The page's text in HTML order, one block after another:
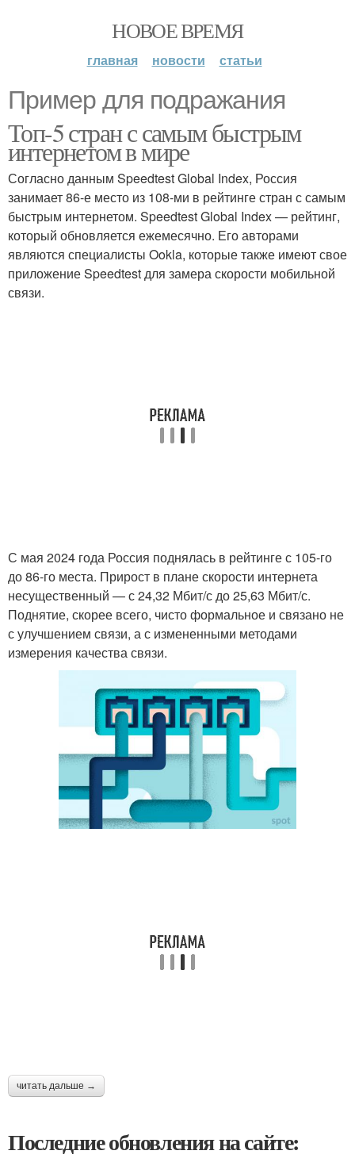
НОВОЕ ВРЕМЯ
главная новости статьи
Пример для подражания
Топ-5 стран с самым быстрым
интернетом в мире
Согласно данным Speedtest Global Index, Россия
занимает 86-е место из 108-ми в рейтинге стран с самым
быстрым интернетом. Speedtest Global Index — рейтинг,
который обновляется ежемесячно. Его авторами
являются специалисты Ookla, которые также имеют свое
приложение Speedtest для замера скорости мобильной
связи.
С мая 2024 года Россия поднялась в рейтинге с 105-го
до 86-го места. Прирост в плане скорости интернета
несущественный — с 24,32 Мбит/с до 25,63 Мбит/с.
Поднятие, скорее всего, чисто формальное и связано не
с улучшением связи, а с измененными методами
измерения качества связи.
читать дальше →
Последние обновления на сайте: